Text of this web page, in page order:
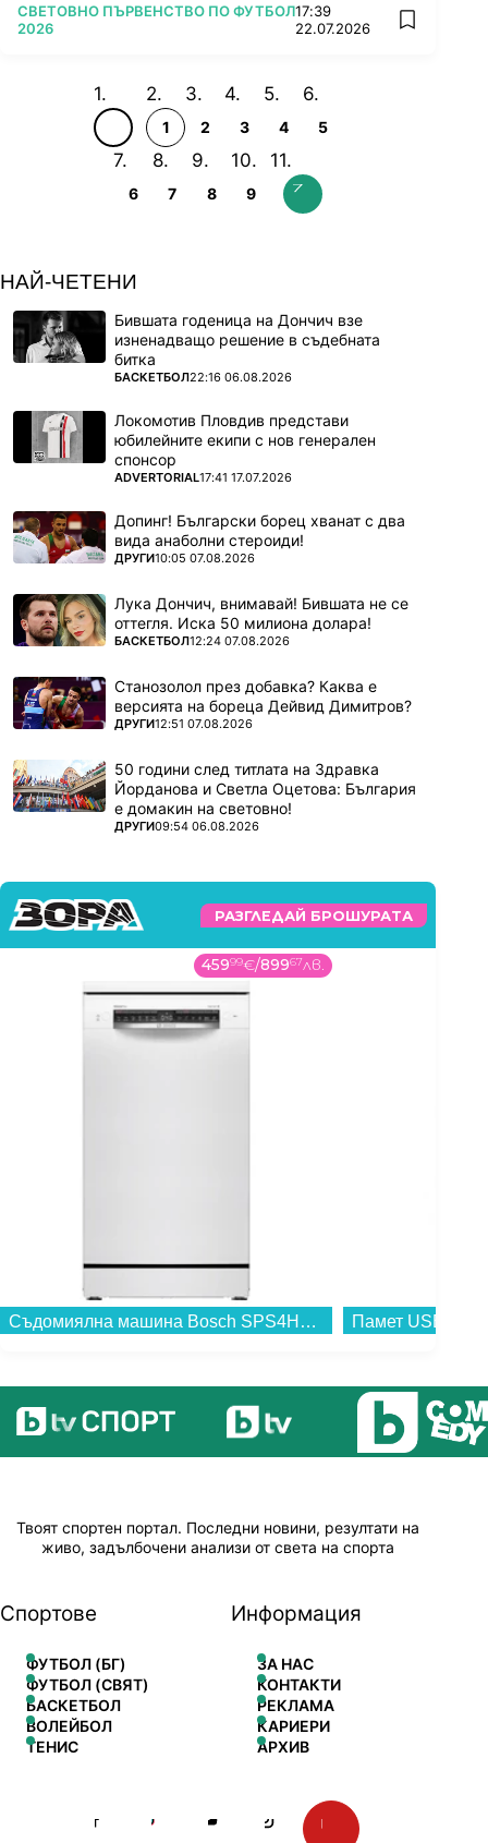
ПОВЕЧЕ ОТ
СВЕТОВНО ПЪРВЕНСТВО ПО ФУТБОЛ
2026
17:39
22.07.2026
add
1 2 3 4 5
6 7 8 9
НАЙ-ЧЕТЕНИ
Бившата годеница на Дончич взе
изненадващо решение в съдебната
битка
ПОВЕЧЕ ОТ
БАСКЕТБОЛ22:16 06.08.2026
Локомотив Пловдив представи
юбилейните екипи с нов генерален
спонсор
ПОВЕЧЕ ОТ
ADVERTORIAL17:41 17.07.2026
Допинг! Български борец хванат с два
вида анаболни стероиди!
ПОВЕЧЕ ОТ
ДРУГИ10:05 07.08.2026
Лука Дончич, внимавай! Бившата не се
оттегля. Иска 50 милиона долара!
ПОВЕЧЕ ОТ
БАСКЕТБОЛ12:24 07.08.2026
Станозолол през добавка? Каква е
версията на бореца Дейвид Димитров?
ПОВЕЧЕ ОТ
ДРУГИ12:51 07.08.2026
50 години след титлата на Здравка
Йорданова и Светла Оцетова: България
е домакин на световно!
ПОВЕЧЕ ОТ
ДРУГИ09:54 06.08.2026
РАЗГЛЕДАЙ БРОШУРАТА
45999€/89967лв.
Твоят спортен портал. Последни новини, резултати на
живо, задълбочени анализи от света на спорта
Спортове
ФУТБОЛ (БГ)
ФУТБОЛ (СВЯТ)
БАСКЕТБОЛ
ВОЛЕЙБОЛ
ТЕНИС
Информация
ЗА НАС
КОНТАКТИ
РЕКЛАМА
КАРИЕРИ
АРХИВ